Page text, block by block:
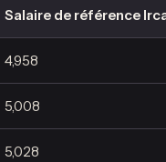
Salaire de référence
4,958
5,008
5,028